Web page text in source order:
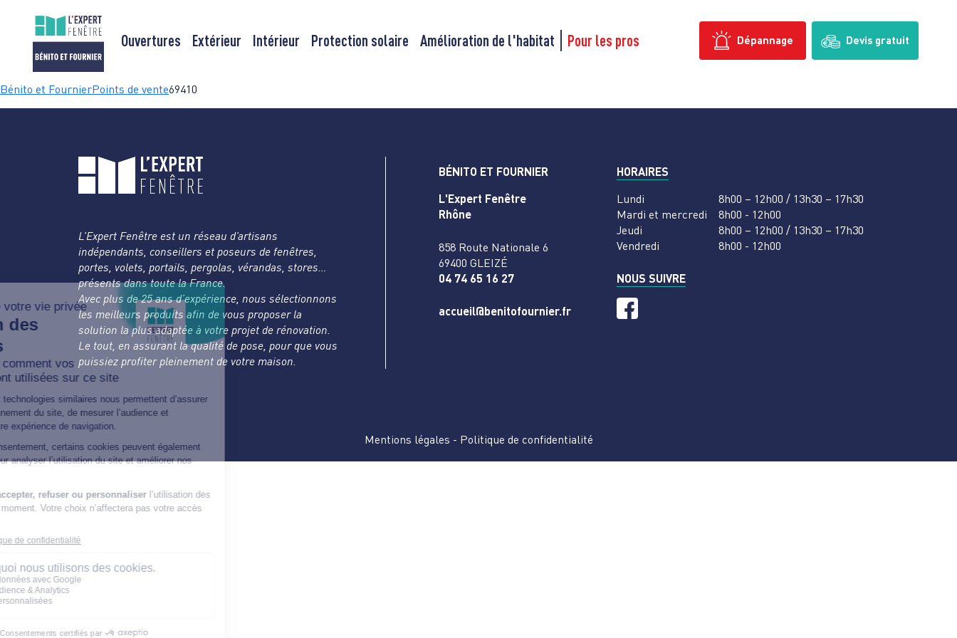
Passer
Dépannage Devis gratuit
Ouvertures Extérieur Intérieur Protection solaire Amélioration de l'habitat Pour les pros
Bénito et FournierPoints de vente69410
L’Expert Fenêtre est un réseau d’artisans
indépendants, conseillers et poseurs de fenêtres,
portes, volets, portails, pergolas, vérandas, stores…
présents dans toute la France.
Avec plus de 25 ans d’expérience, nous sélectionnons
les meilleurs produits afin de vous proposer la
solution la plus adaptée à votre projet de rénovation.
Le tout, en assurant la qualité de pose, pour que vous
puissiez profiter pleinement de votre maison.
BÉNITO ET FOURNIER
L'Expert Fenêtre
Rhône
858 Route Nationale 6
69400 GLEIZÉ
04 74 65 16 27
accueil@benitofournier.fr
HORAIRES
Lundi
8h00 – 12h00 / 13h30 – 17h30
Mardi et mercredi
8h00 - 12h00
Jeudi
8h00 – 12h00 / 13h30 – 17h30
Vendredi
8h00 - 12h00
NOUS SUIVRE
Mentions légales - Politique de confidentialité